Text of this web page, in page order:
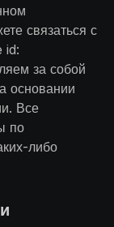
связаться с
id:
за собой
основании
Все
по
либо